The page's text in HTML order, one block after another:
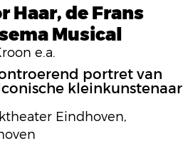
Haar, de Frans
Musical
e.a.
portret van
kleinkunstenaar
Eindhoven,